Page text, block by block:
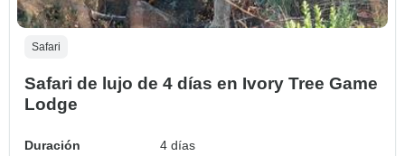
Safari
Safari de lujo de 4 días en Ivory Tree Game
Lodge
Duración
4 días